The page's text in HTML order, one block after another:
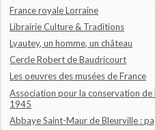
France royale Lorraine
Librairie Culture & Traditions
Lyautey, un homme, un château
Cercle Robert de Baudricourt
Les oeuvres des musées de France
Association pour la conservation
1945
Abbaye Saint-Maur de Bleurville :